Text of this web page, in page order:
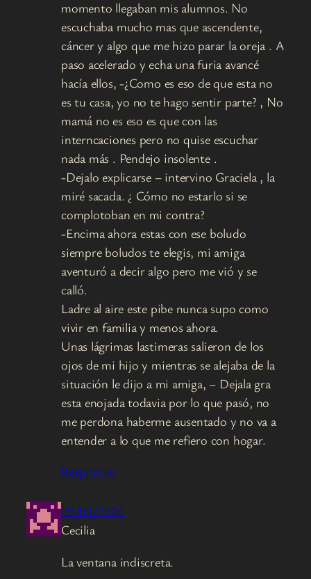
momento llegaban mis alumnos. No
escuchaba mucho mas que ascendente,
cáncer y algo que me hizo parar la oreja . A
paso acelerado y echa una furia avancé
hacía ellos, -¿Como es eso de que esta no
es tu casa, yo no te hago sentir parte? , No
mamá no es eso es que con las
interncaciones pero no quise escuchar
nada más . Pendejo insolente .
-Dejalo explicarse – intervino Graciela , la
miré sacada. ¿ Cómo no estarlo si se
complotoban en mi contra?
-Encima ahora estas con ese boludo
siempre boludos te elegis, mi amiga
aventuró a decir algo pero me vió y se
calló.
Ladre al aire este pibe nunca supo como
vivir en familia y menos ahora.
Unas lágrimas lastimeras salieron de los
ojos de mi hijo y mientras se alejaba de la
situación le dijo a mi amiga, – Dejala gra
esta enojada todavia por lo que pasó, no
me perdona haberme ausentado y no va a
entender a lo que me refiero con hogar.
Responder
28/01/2026
Cecilia
La ventana indiscreta.